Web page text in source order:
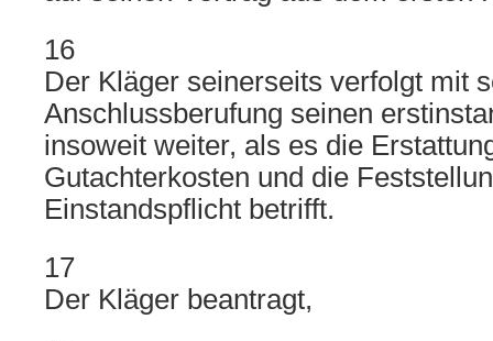
16
Der Kläger seinerseits verfolgt mit
Anschlussberufung seinen
insoweit weiter, als es die
Gutachterkosten und die
Einstandspflicht betrifft.
17
Der Kläger beantragt,